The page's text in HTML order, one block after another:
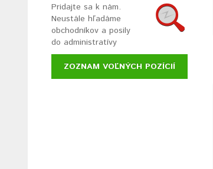
Pridajte sa k nám.
Neustále hľadáme
obchodníkov a posily
do administratívy
ZOZNAM VOĽNÝCH POZÍCIÍ